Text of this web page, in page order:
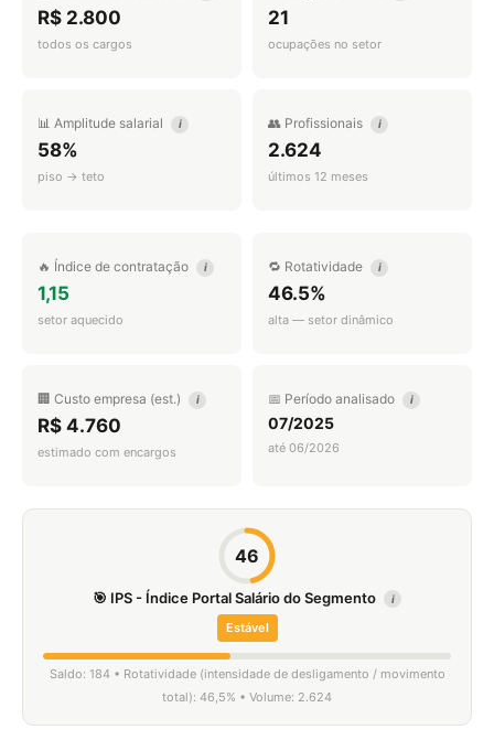
R$ 2.800
todos os cargos
21
ocupações no setor
📊 Amplitude salarial i
58%
piso → teto
👥 Profissionais i
2.624
últimos 12 meses
🔥 Índice de contratação i
1,15
setor aquecido
🔁 Rotatividade i
46.5%
alta — setor dinâmico
🏢 Custo empresa (est.) i
R$ 4.760
estimado com encargos
📅 Período analisado i
07/2025
até 06/2026
46
🎯 IPS - Índice Portal Salário do Segmento i
Estável
Saldo: 184 • Rotatividade (intensidade de desligamento / movimento
total): 46,5% • Volume: 2.624